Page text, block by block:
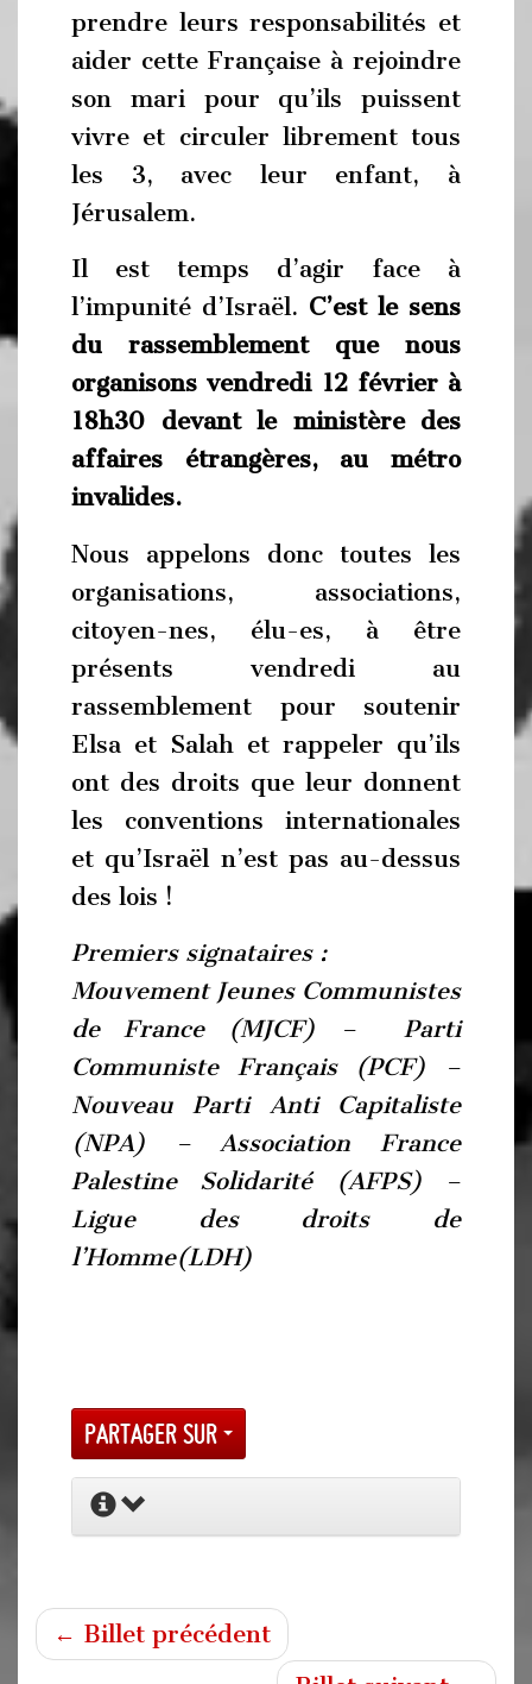
prendre leurs responsabilités et
aider cette Française à rejoindre
son mari pour qu’ils puissent
vivre et circuler librement tous
les 3, avec leur enfant, à
Jérusalem.
Il est temps d’agir face à
l’impunité d’Israël. C’est le sens
du rassemblement que nous
organisons vendredi 12 février à
18h30 devant le ministère des
affaires étrangères, au métro
invalides.
Nous appelons donc toutes les
organisations, associations,
citoyen-nes, élu-es, à être
présents vendredi au
rassemblement pour soutenir
Elsa et Salah et rappeler qu’ils
ont des droits que leur donnent
les conventions internationales
et qu’Israël n’est pas au-dessus
des lois !
Premiers signataires :
Mouvement Jeunes Communistes
de France (MJCF) – Parti
Communiste Français (PCF) –
Nouveau Parti Anti Capitaliste
(NPA) – Association France
Palestine Solidarité (AFPS) –
Ligue des droits de
l’Homme(LDH)
Partager sur
← Billet précédent